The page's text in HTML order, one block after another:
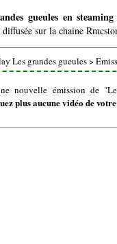
gueules en steaming
sur la chaine
Les grandes gueules>
nouvelle émission de
plus aucune vidéo de